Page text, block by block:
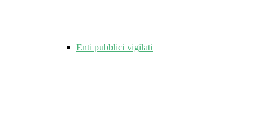
Enti pubblici vigilati